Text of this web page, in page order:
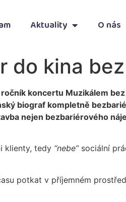
Aktuality O nás
do kina
koncertu Muzikálem
biograf kompletně
nejen bezbariérového
klienty, tedy “nebe”sociální
potkat v příjemném